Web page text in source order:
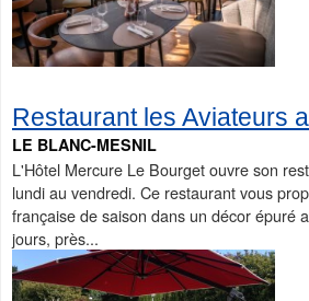
Restaurant les Aviateurs
LE BLANC-MESNIL
L'Hôtel Mercure Le Bourget ouvre son
lundi au vendredi. Ce restaurant vous
française de saison dans un décor épuré
jours, près...